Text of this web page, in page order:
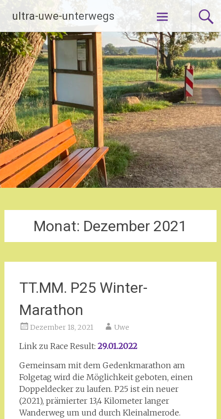
Inhalt
springen
ultra-uwe-unterwegs
Monat: Dezember 2021
TT.MM. P25 Winter-
Marathon
Dezember 18, 2021 Uwe
Link zu Race Result: 29.01.2022
Gemeinsam mit dem Gedenkmarathon am
Folgetag wird die Möglichkeit geboten, einen
Doppeldecker zu laufen. P25 ist ein neuer
(2021), prämierter 13,4 Kilometer langer
Wanderweg um und durch Kleinalmerode.